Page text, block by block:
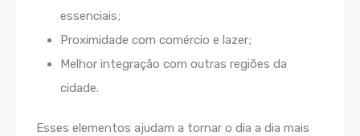
essenciais;
Proximidade com comércio e lazer;
Melhor integração com outras regiões da
cidade.
Esses elementos ajudam a tornar o dia a dia mais